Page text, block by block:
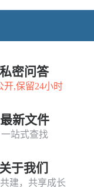
私密问答
开,保留24小时
最新文件
一站式查找
关于我们
建，共享成长